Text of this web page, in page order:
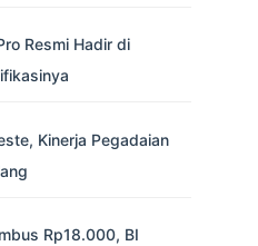
Resmi Hadir di
Kinerja Pegadaian
Rp18.000, BI